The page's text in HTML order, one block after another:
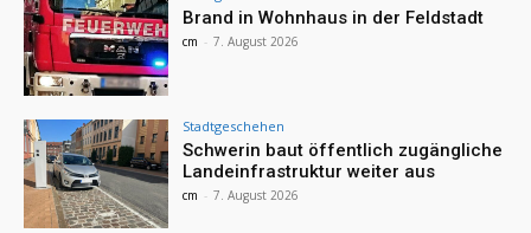
Brand in Wohnhaus in der Feldstadt
cm - 7. August 2026
Stadtgeschehen
Schwerin baut öffentlich zugängliche
Landeinfrastruktur weiter aus
cm - 7. August 2026